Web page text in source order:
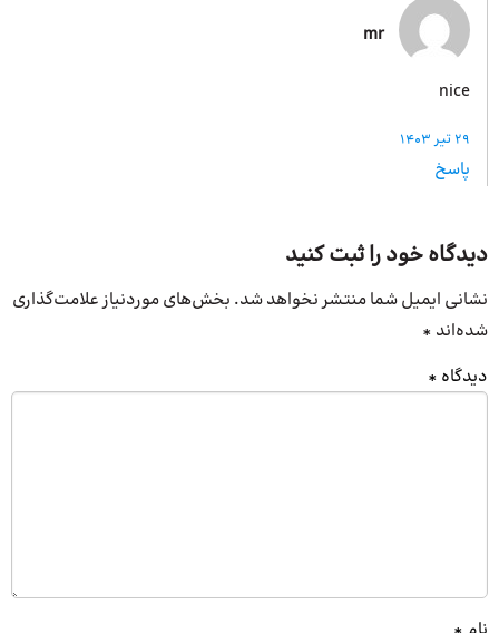
mr
nice
29 تیر 1403
پاسخ
دیدگاه خود را ثبت کنید
نشانی ایمیل شما منتشر نخواهد شد. بخش‌های موردنیاز علامت‌گذاری
شده‌اند *
دیدگاه *